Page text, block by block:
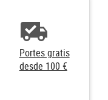
Portes gratis
desde 100 €